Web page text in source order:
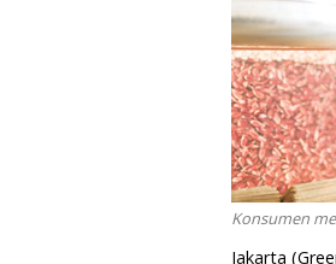
Konsumen
Jakarta